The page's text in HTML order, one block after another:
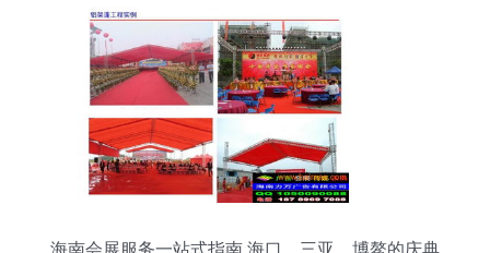
海南会展服务一站式指南 海口、三亚、博鳌的庆典